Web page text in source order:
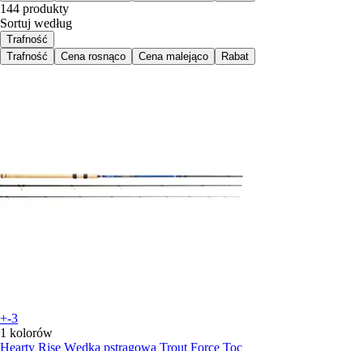
144 produkty
Sortuj według
Trafność
Trafność
Cena rosnąco Cena malejąco Rabat
+-3
1 kolorów
Hearty Rise Wędka pstrągowa Trout Force Toc